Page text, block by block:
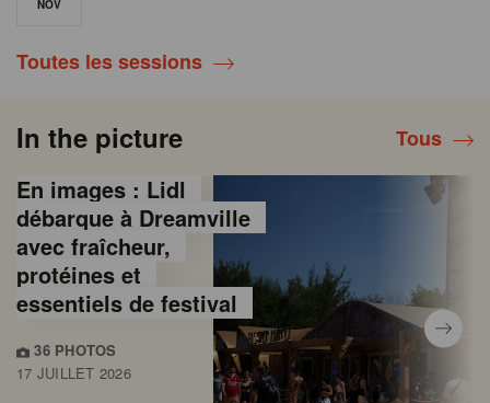
NOV
Toutes les sessions
In the picture Tous
En images : Lidl
débarque à Dreamville
avec fraîcheur,
protéines et
essentiels de festival
36 PHOTOS
17 JUILLET 2026